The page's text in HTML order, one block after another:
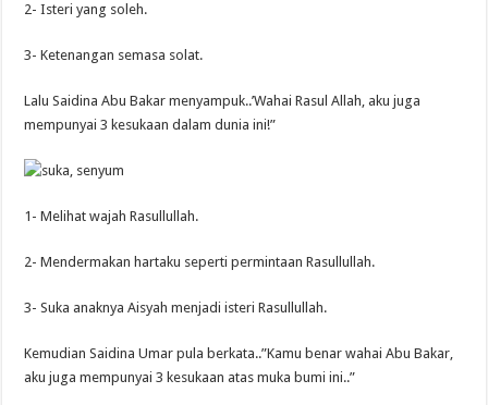
2- Isteri yang soleh.
3- Ketenangan semasa solat.
Lalu Saidina Abu Bakar menyampuk..’Wahai Rasul Allah, aku juga
mempunyai 3 kesukaan dalam dunia ini!”
1- Melihat wajah Rasullullah.
2- Mendermakan hartaku seperti permintaan Rasullullah.
3- Suka anaknya Aisyah menjadi isteri Rasullullah.
Kemudian Saidina Umar pula berkata..”Kamu benar wahai Abu Bakar,
aku juga mempunyai 3 kesukaan atas muka bumi ini..”